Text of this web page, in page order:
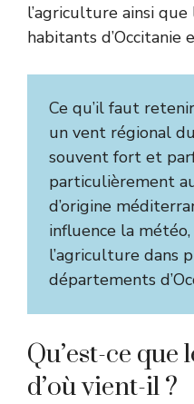
l’agriculture ainsi
habitants d’Occitanie
Ce qu’il faut
un vent régional
souvent fort et
particulièrement
d’origine
influence la
l’agriculture dans
départements
Qu’est-ce que
d’où vient-il ?